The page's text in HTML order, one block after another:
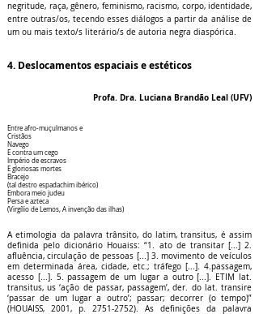
negritude, raça, gênero, feminismo, racismo, corpo, identidade,
entre outras/os, tecendo esses diálogos a partir da análise de
um ou mais texto/s literário/s de autoria negra diaspórica.
4. Deslocamentos espaciais e estéticos
Profa. Dra. Luciana Brandão Leal (UFV)
Entre afro-muçulmanos e
Cristãos
Navego
E contra um cego
Império de escravos
E gloriosas mortes
Bracejo
(tal destro espadachim ibérico)
Embora meio judeu
Persa e azteca
(Virgílio de Lemos, A invenção das ilhas)
A etimologia da palavra trânsito, do latim, transitus, é assim
definida pelo dicionário Houaiss: “1. ato de transitar [...] 2.
afluência, circulação de pessoas [...] 3. movimento de veículos
em determinada área, cidade, etc.; tráfego [...]. 4.passagem,
acesso [...]. 5. passagem de um lugar a outro [...]. ETIM lat.
transitus, us ‘ação de passar, passagem’, der. do lat. transire
‘passar de um lugar a outro’; passar; decorrer (o tempo)”
(HOUAISS, 2001, p. 2751-2752). As definições da palavra